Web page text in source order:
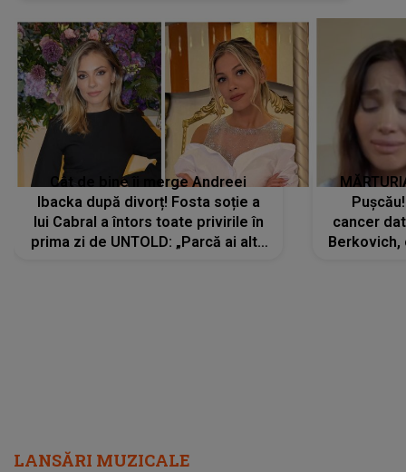
Cât de bine îi merge Andreei
Ibacka după divorț! Fosta soție a
lui Cabral a întors toate privirile în
prima zi de UNTOLD: „Parcă ai altă
cancer
Berkovich,
LANSĂRI MUZICALE